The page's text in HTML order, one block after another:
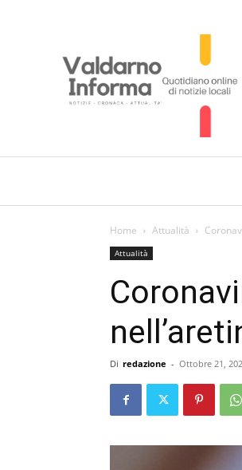
Home Attualità
Attualità
Di redazione - Ottobre 21,